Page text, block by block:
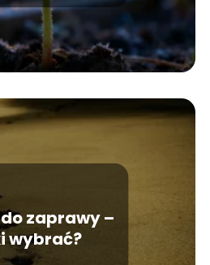
zaprawy –
wybrać?